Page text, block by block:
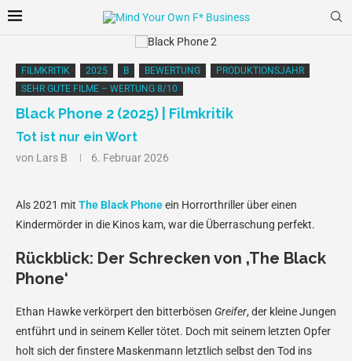
FILMKRITIK 2025 B BEWERTUNG
PRODUKTIONSJAHR
SEHR GUTE FILME – WERTUNG 8/10
Black Phone 2 (2025) | Filmkritik
Tot ist nur ein Wort
von Lars B 6. Februar 2026
Als 2021 mit The Black Phoneein Horrorthriller über einen
Kindermörder in die Kinos kam, war die Überraschung perfekt.
Rückblick: Der Schrecken von ‚The Black
Phone‘
Ethan Hawke verkörpert den bitterbösen Greifer, der kleine Jungen
entführt und in seinem Keller tötet. Doch mit seinem letzten Opfer
holt sich der finstere Maskenmann letztlich selbst den Tod ins